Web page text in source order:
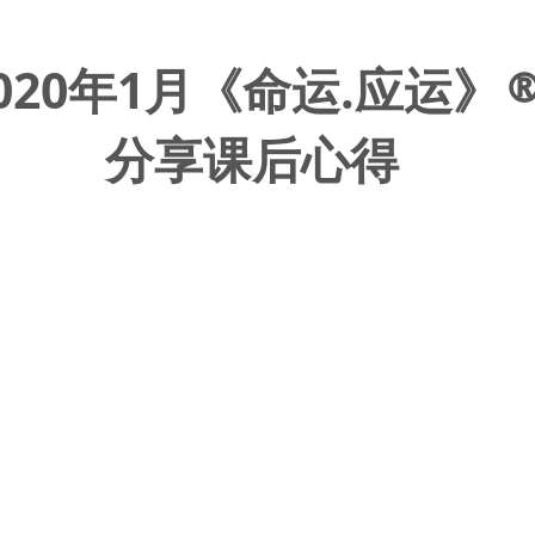
年1月《命运.应运》
分享课后心得